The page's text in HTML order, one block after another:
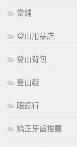
當鋪
登山用品店
登山背包
登山鞋
眼鏡行
矯正牙齒推薦